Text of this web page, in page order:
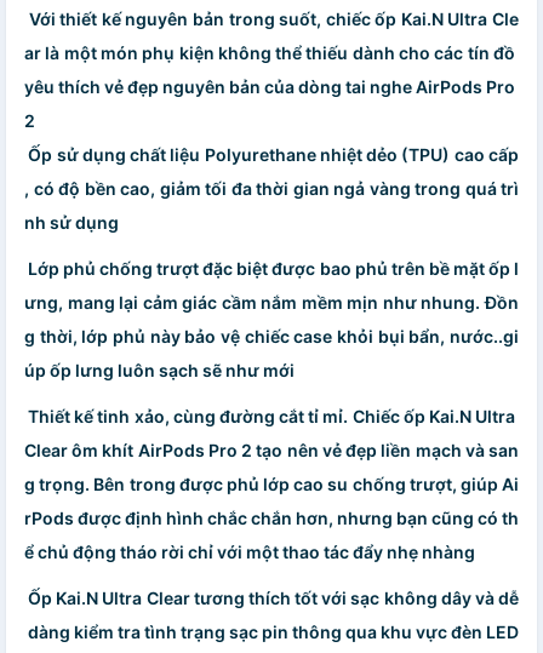
Với thiết kế nguyên bản trong suốt, chiếc ốp Kai.N Ultra Cle
ar là một món phụ kiện không thể thiếu dành cho các tín đồ
yêu thích vẻ đẹp nguyên bản của dòng tai nghe AirPods Pro
2
Ốp sử dụng chất liệu Polyurethane nhiệt dẻo (TPU) cao cấp
, có độ bền cao, giảm tối đa thời gian ngả vàng trong quá trì
nh sử dụng
Lớp phủ chống trượt đặc biệt được bao phủ trên bề mặt ốp l
ưng, mang lại cảm giác cầm nắm mềm mịn như nhung. Đồn
g thời, lớp phủ này bảo vệ chiếc case khỏi bụi bẩn, nước..gi
úp ốp lưng luôn sạch sẽ như mới
Thiết kế tinh xảo, cùng đường cắt tỉ mỉ. Chiếc ốp Kai.N Ultra
Clear ôm khít AirPods Pro 2 tạo nên vẻ đẹp liền mạch và san
g trọng. Bên trong được phủ lớp cao su chống trượt, giúp Ai
rPods được định hình chắc chắn hơn, nhưng bạn cũng có th
ể chủ động tháo rời chỉ với một thao tác đẩy nhẹ nhàng
Ốp Kai.N Ultra Clear tương thích tốt với sạc không dây và dễ
dàng kiểm tra tình trạng sạc pin thông qua khu vực đèn LED